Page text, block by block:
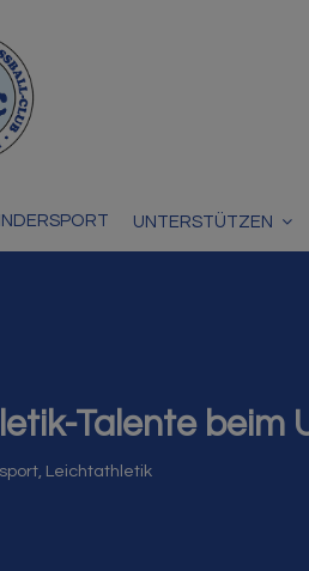
UNTERSTÜTZEN
Talente beim
, Leichtathletik